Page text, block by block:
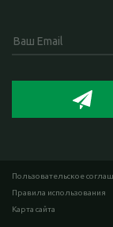
Пользовательское
Правила использования
Карта сайта